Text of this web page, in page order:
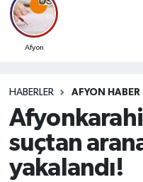
Afyon
HABERLER AFYON HABER
suçtan
yakalandı!
Ekonomi
Siyaset
Eğitim
Sağlık
Afyonkarahisar
Afyonkarahisar
Tüm Manşetler
Son Dakika